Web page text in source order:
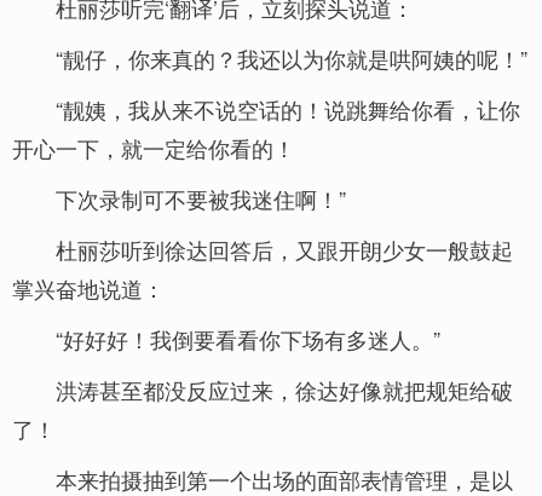
杜丽莎听完‘翻译’后，立刻探头说道：
“靓仔，你来真的？我还以为你就是哄阿姨的呢！”
“靓姨，我从来不说空话的！说跳舞给你看，让你
开心一下，就一定给你看的！
下次录制可不要被我迷住啊！”
杜丽莎听到徐达回答后，又跟开朗少女一般鼓起
掌兴奋地说道：
“好好好！我倒要看看你下场有多迷人。”
洪涛甚至都没反应过来，徐达好像就把规矩给破
了！
本来拍摄抽到第一个出场的面部表情管理，是以